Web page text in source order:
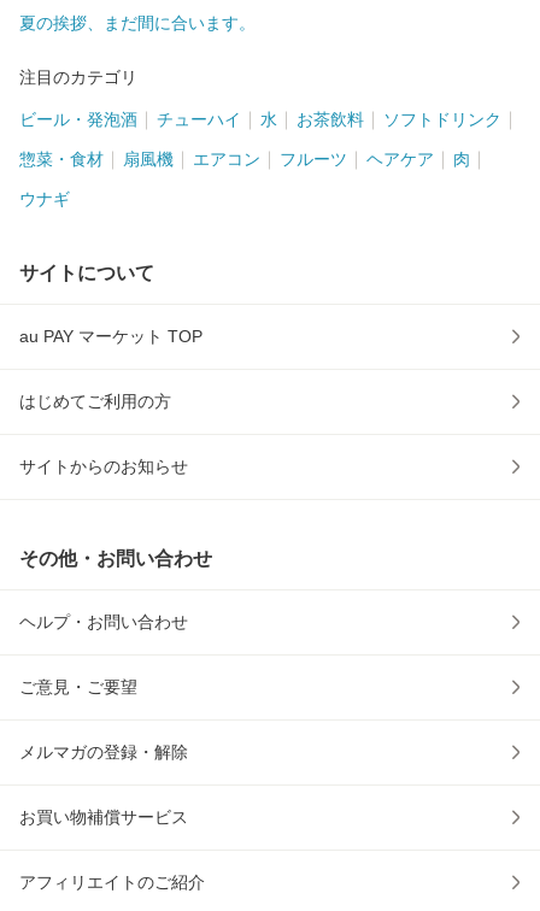
夏の挨拶、まだ間に合います。
注目のカテゴリ
ビール・発泡酒 チューハイ 水 お茶飲料 ソフトドリンク
惣菜・食材 扇風機 エアコン フルーツ ヘアケア 肉
ウナギ
サイトについて
au PAY マーケット TOP
はじめてご利用の方
サイトからのお知らせ
その他・お問い合わせ
ヘルプ・お問い合わせ
ご意見・ご要望
メルマガの登録・解除
お買い物補償サービス
アフィリエイトのご紹介